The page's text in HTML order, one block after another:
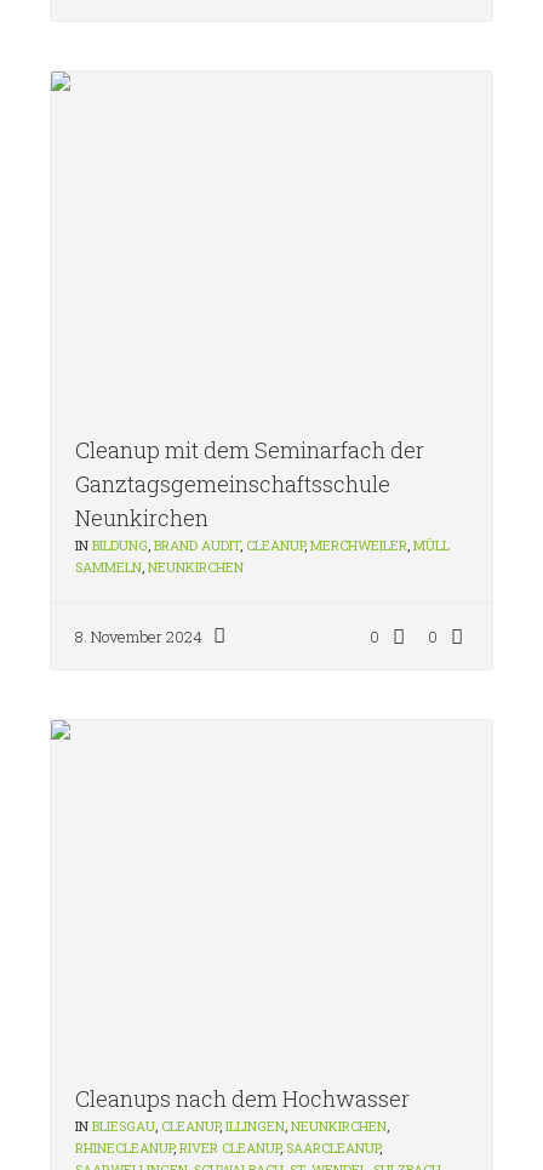
Cleanup mit dem Seminarfach der
Ganztagsgemeinschaftsschule
Neunkirchen
INBILDUNG ,BRAND AUDIT, CLEANUP,MERCHWEILER ,MÜLL
SAMMELN ,NEUNKIRCHEN
0
0
8. November 2024
Cleanups nach dem Hochwasser
INBLIESGAU, CLEANUP,ILLINGEN,NEUNKIRCHEN,
RHINECLEANUP,RIVER CLEANUP,SAARCLEANUP,